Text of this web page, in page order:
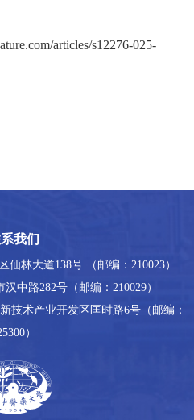
articles/s12276-025-
我们
林大道138号 （邮编：210023）
中路282号（邮编：210029）
技术产业开发区匡时路6号（邮编：
）